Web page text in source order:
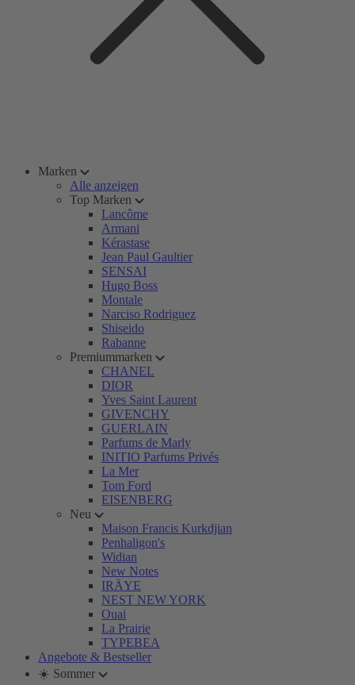
Marken
Alle anzeigen
Top Marken
Lancôme
Armani
Kérastase
Jean Paul Gaultier
SENSAI
Hugo Boss
Montale
Narciso Rodriguez
Shiseido
Rabanne
Premiummarken
CHANEL
DIOR
Yves Saint Laurent
GIVENCHY
GUERLAIN
Parfums de Marly
INITIO Parfums Privés
La Mer
Tom Ford
EISENBERG
Neu
Maison Francis Kurkdjian
Penhaligon's
Widian
New Notes
IRÄYE
NEST NEW YORK
Ouai
La Prairie
TYPEBEA
Angebote & Bestseller
☀️ Sommer